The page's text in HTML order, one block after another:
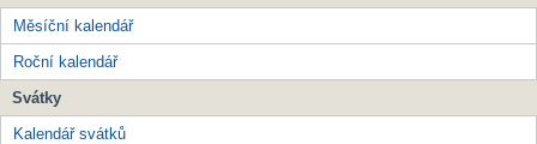
Měsíční kalendář
Roční kalendář
Svátky
Kalendář svátků